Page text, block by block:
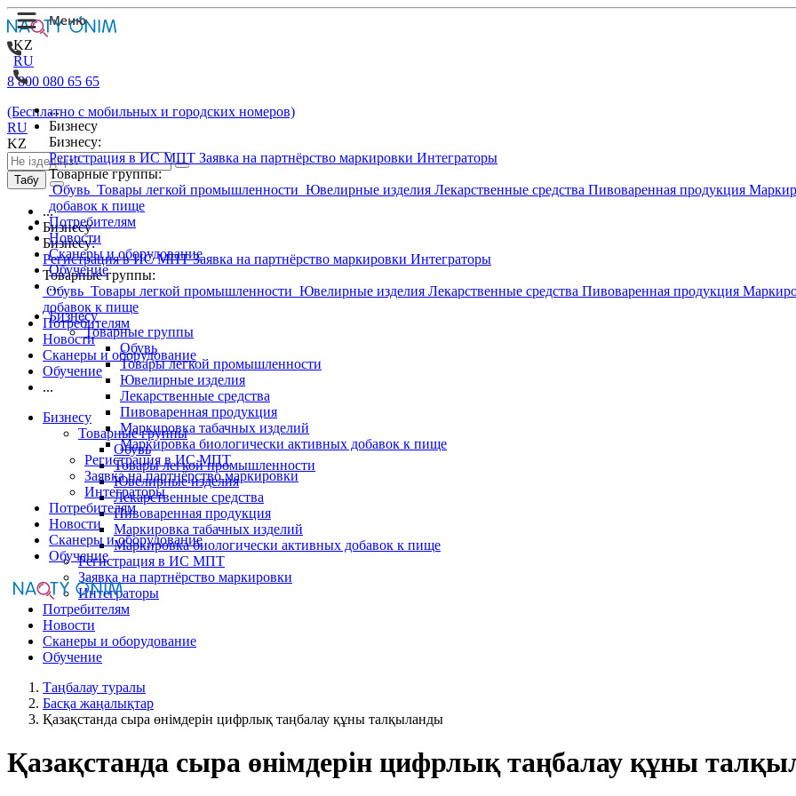
KZ
RU
...
Бизнесу
Бизнесу:
Регистрация в ИС МПТ Заявка на партнёрство маркировки Интеграторы
Товарные группы:
Обувь Товары легкой промышленности Ювелирные изделия Лекарственные средства Пивоваренная продукция
добавок к пище
Потребителям
Новости
Сканеры и оборудование
Обучение
...
Бизнесу
Товарные группы
Обувь
Товары легкой промышленности
Ювелирные изделия
Лекарственные средства
Пивоваренная продукция
Маркировка табачных изделий
Маркировка биологически активных добавок к пище
Регистрация в ИС МПТ
Заявка на партнёрство маркировки
Интеграторы
Потребителям
Новости
Сканеры и оборудование
Обучение
8 800 080 65 65
(Бесплатно с мобильных и городских номеров)
RU
KZ
Табу
...
Бизнесу
Бизнесу:
Регистрация в ИС МПТЗаявка на партнёрство маркировки Интеграторы
Товарные группы:
Обувь Товары легкой промышленности Ювелирные изделия Лекарственные средства Пивоваренная продукция
добавок к пище
Потребителям
Новости
Сканеры и оборудование
Обучение
...
Бизнесу
Товарные группы
Обувь
Товары легкой промышленности
Ювелирные изделия
Лекарственные средства
Пивоваренная продукция
Маркировка табачных изделий
Маркировка биологически активных добавок к пище
Регистрация в ИС МПТ
Заявка на партнёрство маркировки
Интеграторы
Потребителям
Новости
Сканеры и оборудование
Обучение
Таңбалау туралы
Басқа жаңалықтар
Қазақстанда сыра өнімдерін цифрлық таңбалау құны талқыланды
Қазақстанда сыра өнімдерін цифрлық таңбалау құны